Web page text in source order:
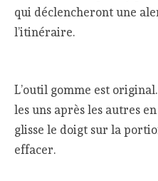
qui déclencheront une
l’itinéraire.
L’outil gomme est
les uns après les autres
glisse le doigt sur la
effacer.